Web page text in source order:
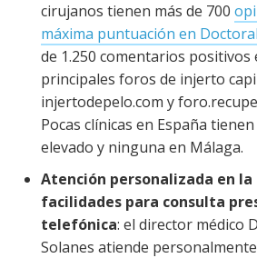
cirujanos tienen más de 700
máxima puntuación en
de 1.250 comentarios positivos
principales foros de injerto
injertodepelo.com y
Pocas clínicas en España
elevado y ninguna en Málaga.
Atención personalizada en
facilidades para consulta
telefónica: el director médico
Solanes atiende